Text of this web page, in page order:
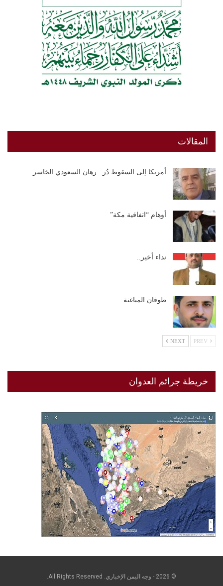
المقالات
أمريكا إلى السقوط دُر.. رهان السعودي الخاسر
أوهام “اتفاقية مكة”
نداء أخير..
طوفان المباغتة
NEXT
خريطة جرائم العدوان
© 2026 - وجه اليمن الإخباري. All Rights Reserved.